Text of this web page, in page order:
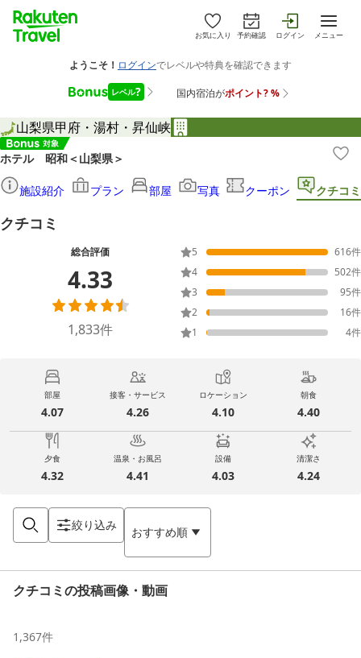
お気に入り 予約確認 ログイン メニュー
山梨県甲府・湯村・昇仙峡
ホテル 昭和＜山梨県＞
施設紹介 プラン 部屋 写真 クーポン クチコミ
クチコミ
総合評価
4.33
1,833件
5 616件
4
502件
3
95件
2
16件
1
4件
部屋
4.07
接客・サービス
4.26
ロケーション
4.10
朝食
4.40
夕食
4.32
温泉・お風呂
4.41
設備
4.03
清潔さ
4.24
絞り込み おすすめ順
クチコミの投稿画像・動画
1,367件